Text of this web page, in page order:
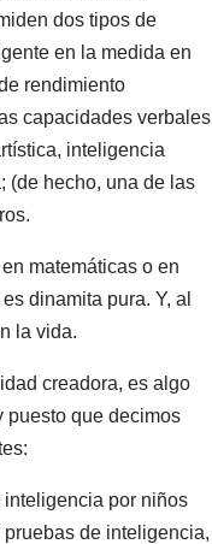
dos tipos de
en la medida en
rendimiento
capacidades verbales
inteligencia
(de hecho, una de las
matemáticas o en
dinamita pura. Y, al
la vida.
creadora, es algo
puesto que decimos
por niños
de inteligencia,